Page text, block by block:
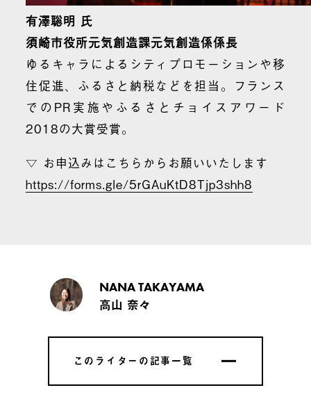
有澤聡明 氏
須崎市役所元気創造課元気創造係係長
ゆるキャラによるシティプロモーションや移
住促進、ふるさと納税などを担当。フランス
でのPR実施やふるさとチョイスアワード
2018の大賞受賞。
▽ お申込みはこちらからお願いいたします
https://forms.gle/5rGAuKtD8Tjp3shh8
NANA TAKAYAMA
高山 奈々
このライターの記事一覧
このライターの記事一覧